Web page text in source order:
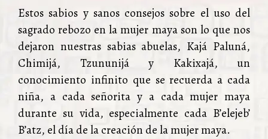
Estos sabios y sanos consejos sobre el uso del
sagrado rebozo en la mujer maya son lo que nos
dejaron nuestras sabias abuelas, Kajá Paluná,
Chimijá, Tzununijá y Kakixajá, un
conocimiento infinito que se recuerda a cada
niña, a cada señorita y a cada mujer maya
durante su vida, especialmente cada B’elejeb’
B’atz, el día de la creación de la mujer maya.